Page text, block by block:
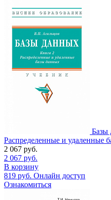
Базы
Распределенные и удаленные
2 067 руб.
2 067 руб.
В корзину
819 руб. Онлайн доступ
Ознакомиться